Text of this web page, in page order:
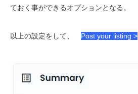
ておく事ができるオプションとなる。
以上の設定をして、 Post your listing >